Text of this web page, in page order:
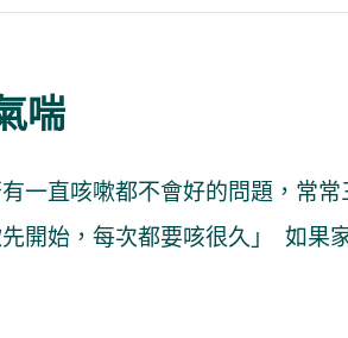
喘
有一直咳嗽都不會好的問題，常
開始，每次都要咳很久」 如果